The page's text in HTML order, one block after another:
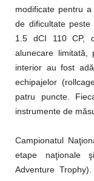
modificate pentru
de dificultate
1.5 dCI 110 CP,
alunecare
interior au fost
echipajelor
patru puncte.
instrumente de
Campionatul
etape naţionale
Adventure